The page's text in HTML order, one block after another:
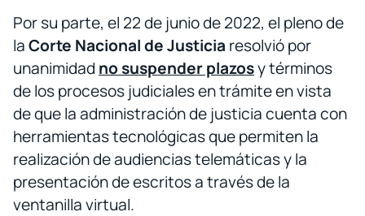
Por su parte, el 22 de junio de 2022, el pleno de
laCorte Nacional de Justicia resolvió por
unanimidad no suspender plazosy términos
de los procesos judiciales en trámite en vista
de que la administración de justicia cuenta con
herramientas tecnológicas que permiten la
realización de audiencias telemáticas y la
presentación de escritos a través de la
ventanilla virtual.